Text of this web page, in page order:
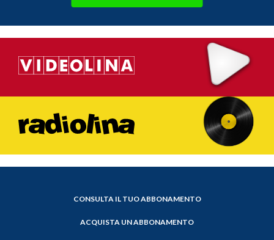
CONSULTA IL TUO ABBONAMENTO
ACQUISTA UN ABBONAMENTO